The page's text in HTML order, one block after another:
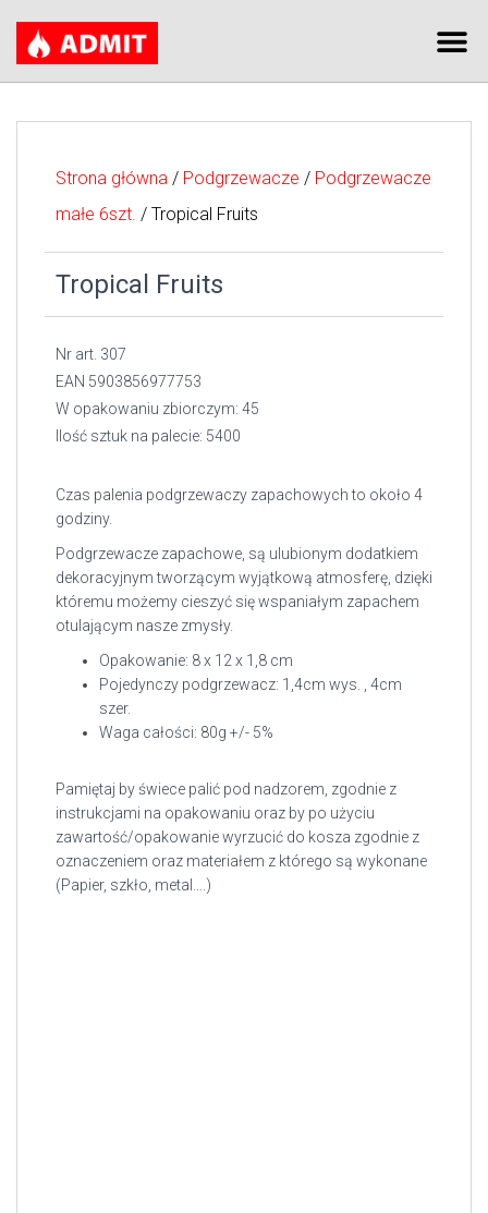
Strona główna / Podgrzewacze / Podgrzewacze
małe 6szt. / Tropical Fruits
Tropical Fruits
Nr art. 307
EAN 5903856977753
W opakowaniu zbiorczym: 45
Ilość sztuk na palecie: 5400
Czas palenia podgrzewaczy zapachowych to około 4
godziny.
Podgrzewacze zapachowe, są ulubionym dodatkiem
dekoracyjnym tworzącym wyjątkową atmosferę, dzięki
któremu możemy cieszyć się wspaniałym zapachem
otulającym nasze zmysły.
Opakowanie: 8 x 12 x 1,8 cm
Pojedynczy podgrzewacz: 1,4cm wys. , 4cm
szer.
Waga całości: 80g +/- 5%
Pamiętaj by świece palić pod nadzorem, zgodnie z
instrukcjami na opakowaniu oraz by po użyciu
zawartość/opakowanie wyrzucić do kosza zgodnie z
oznaczeniem oraz materiałem z którego są wykonane
(Papier, szkło, metal….)